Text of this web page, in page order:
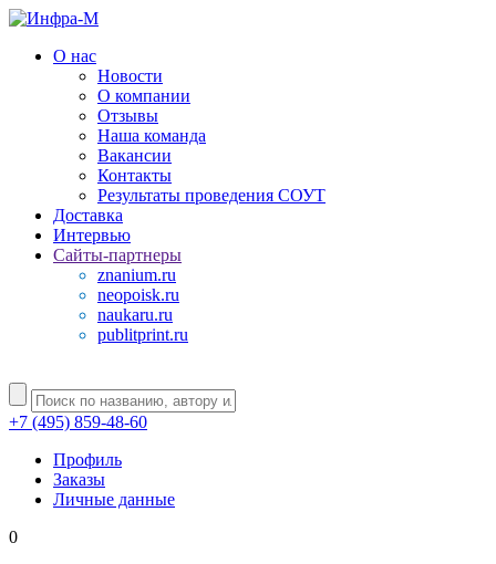
О нас
Новости
О компании
Отзывы
Наша команда
Вакансии
Контакты
Результаты проведения СОУТ
Доставка
Интервью
Сайты-партнеры
znanium.ru
neopoisk.ru
naukaru.ru
publitprint.ru
+7 (495) 859-48-60
Профиль
Заказы
Личные данные
0